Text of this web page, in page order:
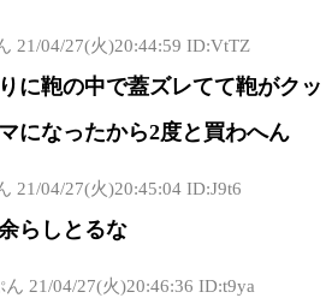
21/04/27(火)20:44:59 ID:VtTZ
に鞄の中で蓋ズレてて鞄がクッ
になったから2度と買わへん
21/04/27(火)20:45:04 ID:J9t6
らしとるな
ん 21/04/27(火)20:46:36 ID:t9ya